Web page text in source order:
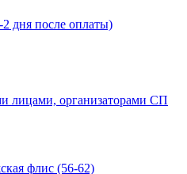
2 дня после оплаты)
лицами, организаторами СП